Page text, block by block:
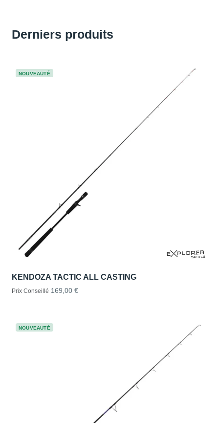
Derniers produits
NOUVEAUTÉ
KENDOZA TACTIC ALL CASTING
Prix Conseillé 169,00 €
NOUVEAUTÉ